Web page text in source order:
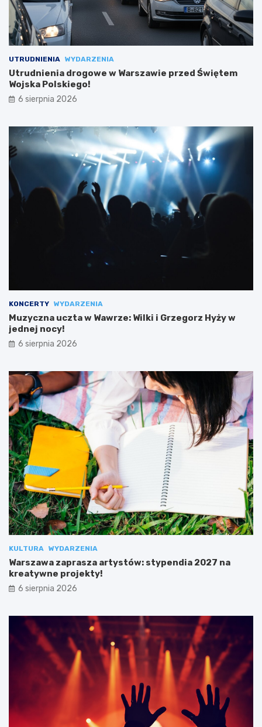
UTRUDNIENIA WYDARZENIA
Utrudnienia drogowe w Warszawie przed Świętem
Wojska Polskiego!
6 sierpnia 2026
KONCERTY WYDARZENIA
Muzyczna uczta w Wawrze: Wilki i Grzegorz Hyży w
jednej nocy!
6 sierpnia 2026
KULTURA WYDARZENIA
Warszawa zaprasza artystów: stypendia 2027 na
kreatywne projekty!
6 sierpnia 2026